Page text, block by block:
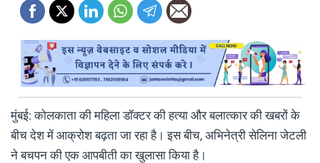
मुंबई: कोलकाता की महिला डॉक्टर की हत्या और बलात्कार की खबरों के
बीच देश में आक्रोश बढ़ता जा रहा है। इस बीच, अभिनेत्री सेलिना जेटली
ने बचपन की एक आपबीती का खुलासा किया है।